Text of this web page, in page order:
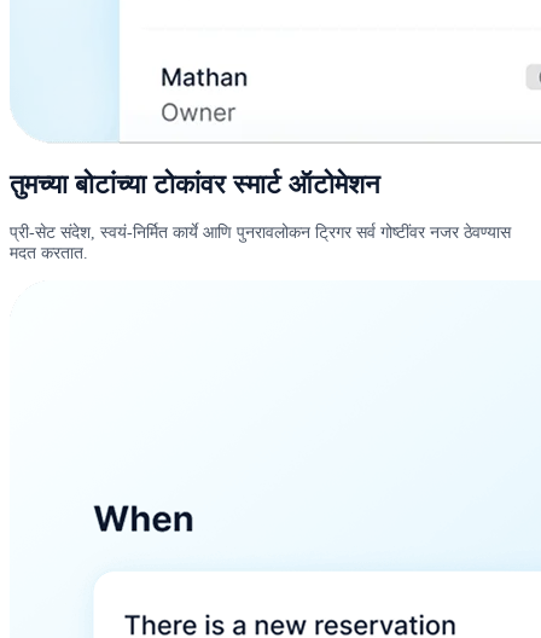
तुमच्या बोटांच्या टोकांवर स्मार्ट ऑटोमेशन
प्री-सेट संदेश, स्वयं-निर्मित कार्ये आणि पुनरावलोकन ट्रिगर सर्व गोष्टींवर नजर ठेवण्यास
मदत करतात.